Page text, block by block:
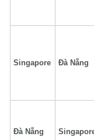
Singapore Đà Nẵng
Đà Nẵng